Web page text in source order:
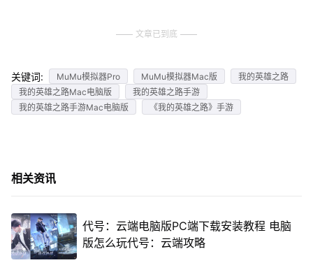
文章已到底
关键词: MuMu模拟器Pro MuMu模拟器Mac版
我的英雄之路
我的英雄之路Mac电脑版
我的英雄之路手游
我的英雄之路手游Mac电脑版
《我的英雄之路》手游
相关资讯
代号：云端电脑版PC端下载安装教程 电脑
版怎么玩代号：云端攻略